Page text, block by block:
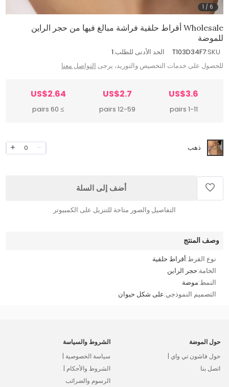
1 / 6
Wholesale أقراط حلقية فراشة مبالغ فيها من حجر الراين
للموضة
SKU:
T103D34F7 الحد الأدنى للطلب:1
للحصول على خدمات التخصيص والتوريد، يرجى التواصل معنا
US$3.6
1-11 pairs
US$2.7
12-59 pairs
US$2.64
≥ 60 pairs
ذهب 0
أضف إلى السلة
التفاصيل والصور متاحة للتنزيل على الكمبيوتر
وصف المنتج
نوع القرط:أقراط حلقية
الخامة:حجر الراين
النمط:موضة
التصميم النموذجي:على شكل حيوان
حول الموضة
حول فاشون تي واي |
اتصل بنا
الشروط والسياسة
سياسة الخصوصية |
الشروط والأحكام |
الرسوم والضرائب